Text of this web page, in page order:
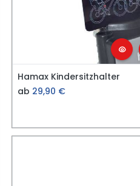
Hamax Kindersitzhalter
ab 29,90 €